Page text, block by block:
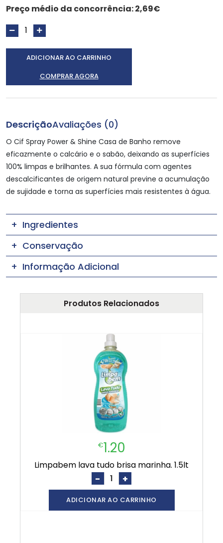
Preço médio da concorrência:2,69€
ADICIONAR AO CARRINHO
COMPRAR AGORA
DescriçãoAvaliações (0)
O Cif Spray Power & Shine Casa de Banho remove
eficazmente o calcário e o sabão, deixando as superfícies
100% limpas e brilhantes. A sua fórmula com agentes
descalcificantes de origem natural previne a acumulação
de sujidade e torna as superfícies mais resistentes à água.
Ingredientes
Conservação
Informação Adicional
Produtos Relacionados
€1.20
limpabem lava tudo brisa marinha. 1.5lt
- +
ADICIONAR AO CARRINHO